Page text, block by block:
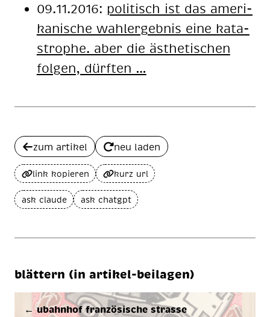
09.11.2016: po­li­tisch ist das ame­ri­
ka­ni­sche wahl­er­geb­nis eine ka­ta­
stro­phe. aber die äs­the­ti­schen
fol­gen, dürf­ten …
zum artikel neu laden
link kopieren kurz url
ask claude ask chatgpt
blättern (in artikel-beilagen)
← ubahn­hof fran­zö­si­sche stras­se